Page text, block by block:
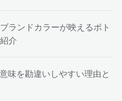
ランドカラーが映えるボト
介
味を勘違いしやすい理由と